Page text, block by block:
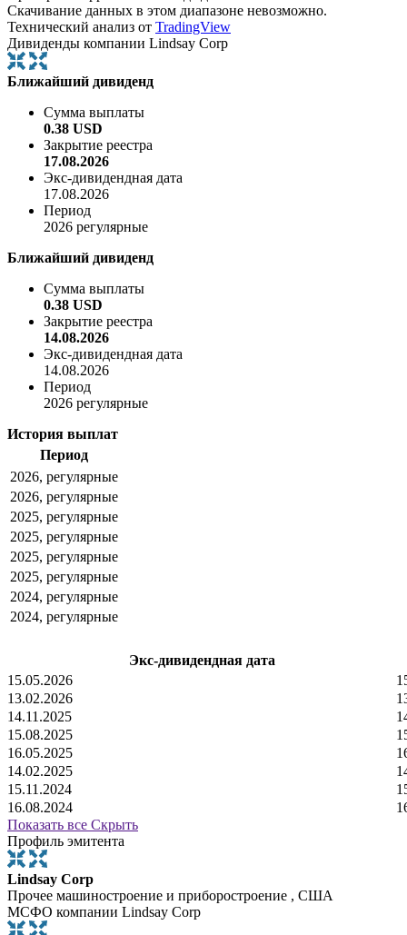
Скачивание данных в этом диапазоне невозможно.
Технический анализ от TradingView
Дивиденды компании Lindsay Corp
Ближайший дивиденд
Сумма выплаты
0.38 USD
Закрытие реестра
17.08.2026
Экс-дивидендная дата
17.08.2026
Период
2026 регулярные
Ближайший дивиденд
Сумма выплаты
0.38 USD
Закрытие реестра
14.08.2026
Экс-дивидендная дата
14.08.2026
Период
2026 регулярные
История выплат
Период
2026, регулярные
2026, регулярные
2025, регулярные
2025, регулярные
2025, регулярные
2025, регулярные
2024, регулярные
2024, регулярные
Экс-дивидендная дата
15.05.2026
13.02.2026
14.11.2025
15.08.2025
16.05.2025
14.02.2025
15.11.2024
16.08.2024
Показать все Скрыть
Профиль эмитента
Lindsay Corp
Прочее машиностроение и приборостроение , США
МСФО компании Lindsay Corp